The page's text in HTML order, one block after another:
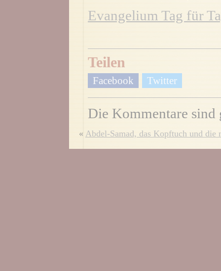
Evangelium Tag für
Teilen
Facebook Twitter
Die Kommentare sind
« Abdel-Samad, das Kopftuch und die